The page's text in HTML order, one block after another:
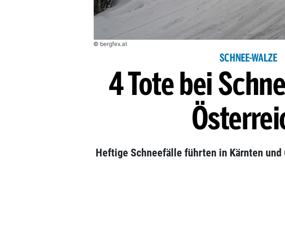
© bergfex.at
SCHNEE-WALZE
4 Tote bei
Heftige Schneefälle führten in Kärnten und